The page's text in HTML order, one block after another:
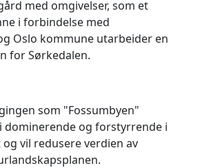
med omgivelser, som et
i forbindelse med
Oslo kommune utarbeider en
for Sørkedalen.
som "Fossumbyen"
dominerende og forstyrrende i
vil redusere verdien av